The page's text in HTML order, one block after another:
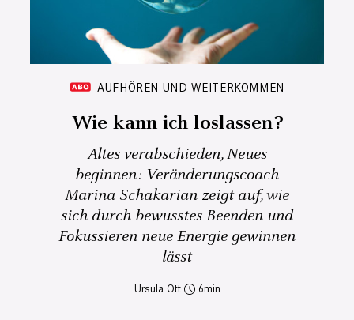
AUFHÖREN UND WEITERKOMMEN
Wie kann ich loslassen?
Altes verabschieden, Neues
beginnen: Veränderungscoach
Marina Schakarian zeigt auf, wie
sich durch bewusstes Beenden und
Fokussieren neue Energie gewinnen
lässt
Ursula Ott 6